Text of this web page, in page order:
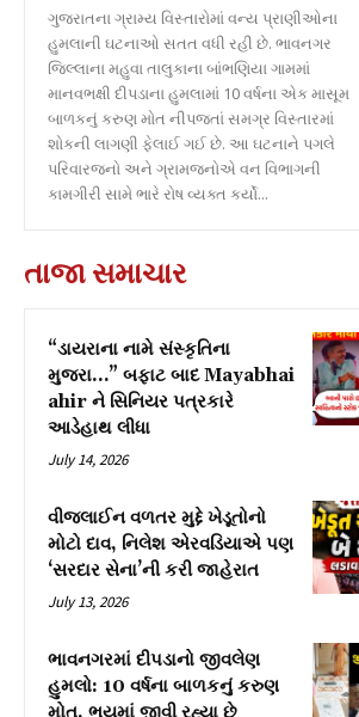
ગુજરાતના ગ્રામ્ય વિસ્તારોમાં વન્ય પ્રાણીઓના
હુમલાની ઘટનાઓ સતત વધી રહી છે. ભાવનગર
જિલ્લાના મહુવા તાલુકાના બાંભણિયા ગામમાં
માનવભક્ષી દીપડાના હુમલામાં 10 વર્ષના એક માસૂમ
બાળકનું કરુણ મોત નીપજતાં સમગ્ર વિસ્તારમાં
શોકની લાગણી ફેલાઈ ગઈ છે. આ ઘટનાને પગલે
પરિવારજનો અને ગ્રામજનોએ વન વિભાગની
કામગીરી સામે ભારે રોષ વ્યક્ત કર્યો...
તાજા સમાચાર
“ડાયરાના નામે સંસ્કૃતિના
મુજરા…” બફાટ બાદ Mayabhai
ahir ને સિનિયર પત્રકારે
આડેહાથ લીધા
July 14, 2026
વીજલાઈન વળતર મુદ્દે ખેડૂતોનો
મોટો દાવ, નિલેશ એરવડિયાએ પણ
‘સરદાર સેના’ની કરી જાહેરાત
July 13, 2026
ભાવનગરમાં દીપડાનો જીવલેણ
હુમલો: 10 વર્ષના બાળકનું કરુણ